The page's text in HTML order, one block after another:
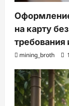
на карту
mining_broth